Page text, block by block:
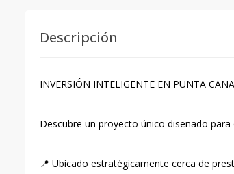
Descripción
INVERSIÓN INTELIGENTE EN PUNTA
Descubre un proyecto único diseñado
📍 Ubicado estratégicamente cerca de